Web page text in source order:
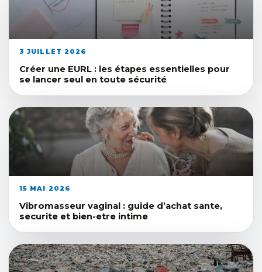
3 JUILLET 2026
Créer une EURL : les étapes essentielles pour
se lancer seul en toute sécurité
15 MAI 2026
Vibromasseur vaginal : guide d’achat sante,
securite et bien-etre intime